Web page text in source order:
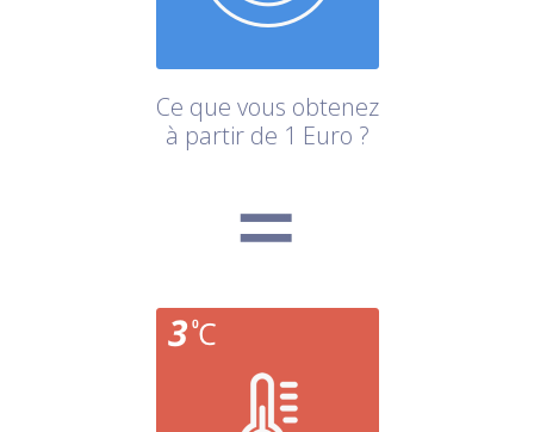
Ce que vous obtenez
à partir de 1 Euro ?